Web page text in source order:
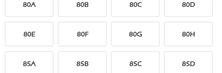
80A 80B 80C 80D
80E 80F 80G 80H
85A 85B 85C 85D